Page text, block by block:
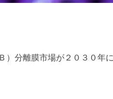
）分離膜市場が２０３０年